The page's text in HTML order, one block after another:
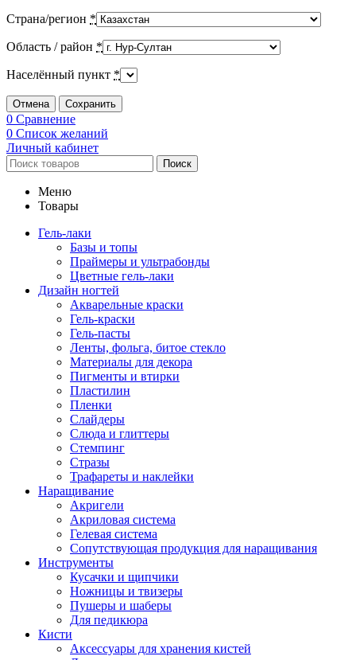
Страна/регион *
Область / район *
Населённый пункт *
Отмена Сохранить
0 Сравнение
0 Список желаний
Личный кабинет
Поиск
Меню
Товары
Гель-лаки
Базы и топы
Праймеры и ультрабонды
Цветные гель-лаки
Дизайн ногтей
Акварельные краски
Гель-краски
Гель-пасты
Ленты, фольга, битое стекло
Материалы для декора
Пигменты и втирки
Пластилин
Пленки
Слайдеры
Слюда и глиттеры
Стемпинг
Стразы
Трафареты и наклейки
Наращивание
Акригели
Акриловая система
Гелевая система
Сопутствующая продукция для наращивания
Инструменты
Кусачки и щипчики
Ножницы и твизеры
Пушеры и шаберы
Для педикюра
Кисти
Аксессуары для хранения кистей